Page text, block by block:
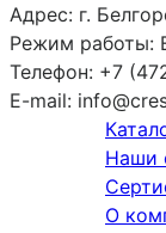
Адрес: г.
Режим работы:
Телефон: +7
E-mail:
Наши
О